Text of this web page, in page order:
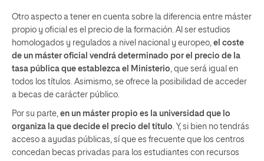
Otro aspecto a tener en cuenta sobre la diferencia entre máster
propio y oficial es el precio de la formación. Al ser estudios
homologados y regulados a nivel nacional y europeo, el coste
de un máster oficial vendrá determinado por el precio de la
tasa pública que establezca el Ministerio, que será igual en
todos los títulos. Asimismo, se ofrece la posibilidad de acceder
a becas de carácter público.
Por su parte, en un máster propio es la universidad que lo
organiza la que decide el precio del título. Y, si bien no tendrás
acceso a ayudas públicas, sí que es frecuente que los centros
concedan becas privadas para los estudiantes con recursos